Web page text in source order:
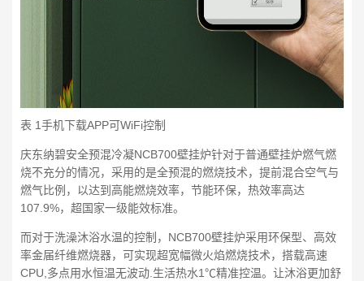
表 1手机下载APP可WiFi控制
庆东纳碧安全预混冷凝NCB700壁挂炉针对于普通壁挂炉燃气燃
烧不充分的情况，采用的是全预混的燃烧技术，提前混合空气与
燃气比例，以达到高能燃烧效率，节能环保，热效率高达
107.9%，超国家一级能效标准。
而对于洗澡沐浴水温的控制，NCB700壁挂炉采用环保型、高效
率金届纤维燃烧器，可实现超宽幅微火焰燃烧技术，搭载高速
CPU,多点用水恒温无波动.生活热水1℃精准控温。让沐浴更加舒